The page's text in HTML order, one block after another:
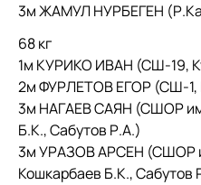
3м ЖАМУЛ НУРБЕГЕН
68 кг
1м КУРИКО ИВАН (СШ-19,
2м ФУРЛЕТОВ ЕГОР (СШ-1,
3м НАГАЕВ САЯН (СШОР
Б.К., Сабутов Р.А.)
3м УРАЗОВ АРСЕН (СШОР
Кошкарбаев Б.К., Сабутов